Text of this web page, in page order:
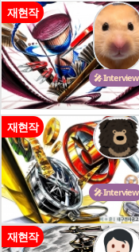
🎤 Interview
재현작
🎤 Interview
재현작
재현작